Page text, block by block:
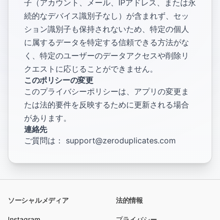
子（アカウント、メール、IPアドレス、または永
続的なデバイス識別子なし）が含まれず、セッ
ション識別子も保持されないため、特定の個人
に属するデータを特定する信頼できる方法がな
く、特定のユーザーのデータアクセスや削除リ
クエストに応じることができません。
このポリシーの変更
このプライバシーポリシーは、アプリの変更ま
たは法的要件を反映するために更新される場合
があります。
連絡先
ご質問は： support@zeroduplicates.com
ソーシャルメディア 法的情報